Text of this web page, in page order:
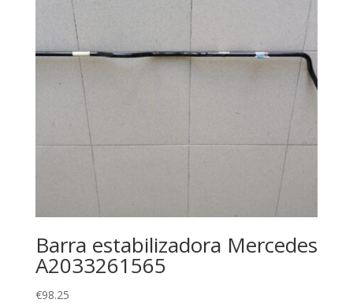
Barra estabilizadora Mercedes
A2033261565
€98.25